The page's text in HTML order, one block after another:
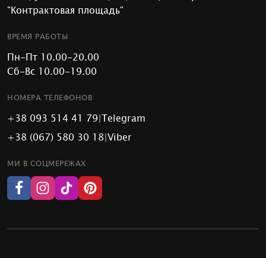
"Контрактовая площадь"
ВРЕМЯ РАБОТЫ
Пн-Пт 10.00-20.00
Сб-Вс 10.00-19.00
НОМЕРА ТЕЛЕФОНОВ
+38 093 514 41 79|Telegram
+38 (067) 580 30 18|Viber
МИ В СОЦМЕРЕЖАХ